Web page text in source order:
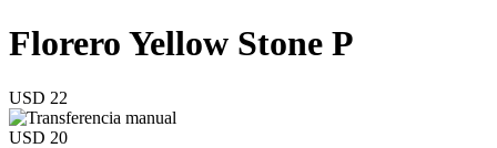
Florero Yellow Stone P
USD 22
USD 20